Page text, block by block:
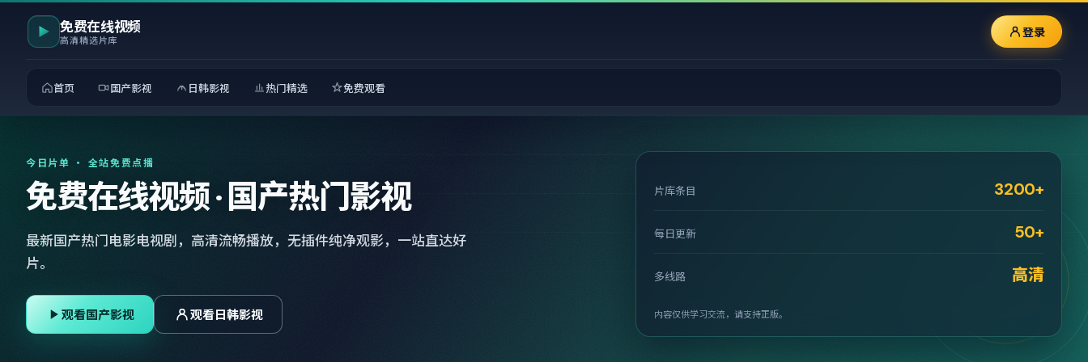
免费在线视频
高清精选片库 登录
首页 国产影视 日韩影视 热门精选 免费观看
今日片单 · 全站免费点播
免费在线视频 · 国产热门影视
最新国产热门电影电视剧，高清流畅播放，无插件纯净观影，一站直达好
片。
观看国产影视 观看日韩影视
片库条目 3200+
每日更新 50+
多线路 高清
内容仅供学习交流，请支持正版。